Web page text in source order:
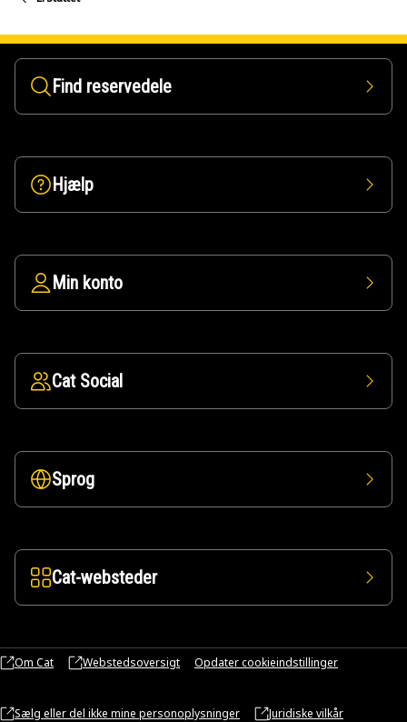
Find reservedele
Hjælp
Min konto
Cat Social
Sprog
Cat-websteder
Om Cat Webstedsoversigt Opdater cookieindstillinger
Sælg eller del ikke mine personoplysninger Juridiske vilkår